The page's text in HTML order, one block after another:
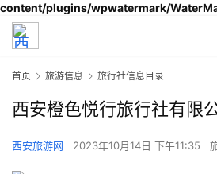
content/plugins/wpwatermark/
首页 旅游信息 旅行社信息目录
西安橙色悦行旅行社有限
西安旅游网 2023年10月14日 下午11:35